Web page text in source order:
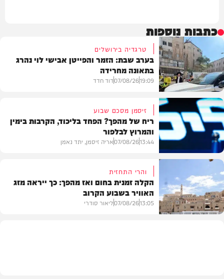
כתבות נוספות
בארץ
טרגדיה בירושלים
בערב שבת: הזמר והפייטן אבישי לוי נהרג
בתאונה מחרידה
19:09
07/08/26דוד חדד
פוליטי
זיסמן מסכם שבוע
ריח של מהפך? הפחד בליכוד, הקרבות בימין
והמרוץ לבלפור
13:44
07/08/26אריה זיסמן, יתד נאמן
והרי התחזית
הקלה זמנית בחום ואז מהפך: כך ייראה מזג
האוויר בשבוע הקרוב
13:05
07/08/26ליאור סודרי